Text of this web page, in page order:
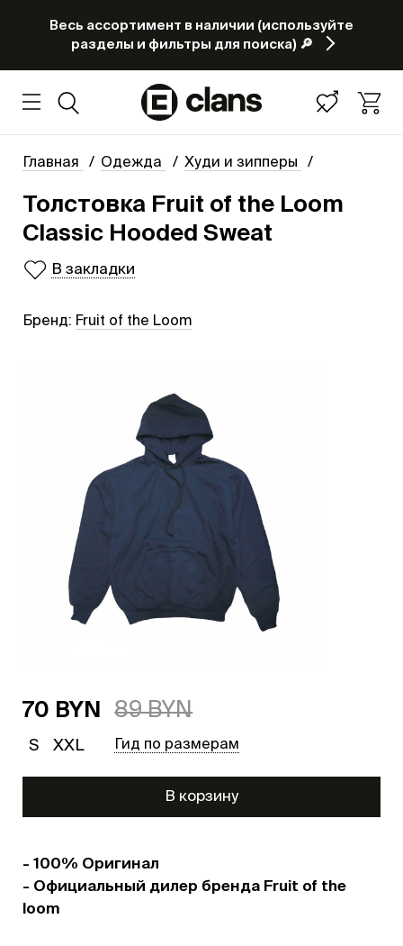
Весь ассортимент в наличии (используйте
разделы и фильтры для поиска) 🔎
Главная Одежда Худи и зипперы
Толстовка Fruit of the Loom
Classic Hooded Sweat
В закладки
Бренд: Fruit of the Loom
70 BYN 89 BYN
S XXL Гид по размерам
В корзину
- 100% Оригинал
- Официальный дилер бренда Fruit of the
loom